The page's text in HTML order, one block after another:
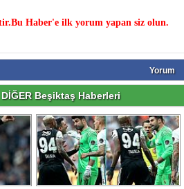
Haber'e ilk yorum yapan siz olun.
Yorum
Beşiktaş Haberleri